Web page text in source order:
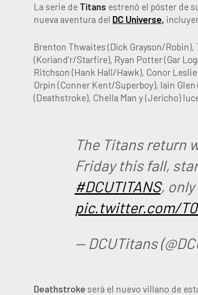
La serie de Titans estrenó el póster de
nueva aventura del DC Universe,
Brenton Thwaites (Dick Grayson/Robin),
(Koriand’r/Starfire), Ryan Potter (Gar
Ritchson (Hank Hall/Hawk), Conor
Orpin (Conner Kent/Superboy), Iain Glen
(Deathstroke), Chella Man y (Jericho)
The Titans return
Friday this fall,
#DCUTITANS,
pic.twitter.com/
— DCUTitans
Deathstroke será el nuevo villano de